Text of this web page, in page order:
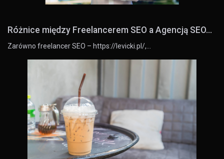
Różnice między Freelancerem SEO a Agencją SEO...
Zarówno freelancer SEO – https://levicki.pl/,…